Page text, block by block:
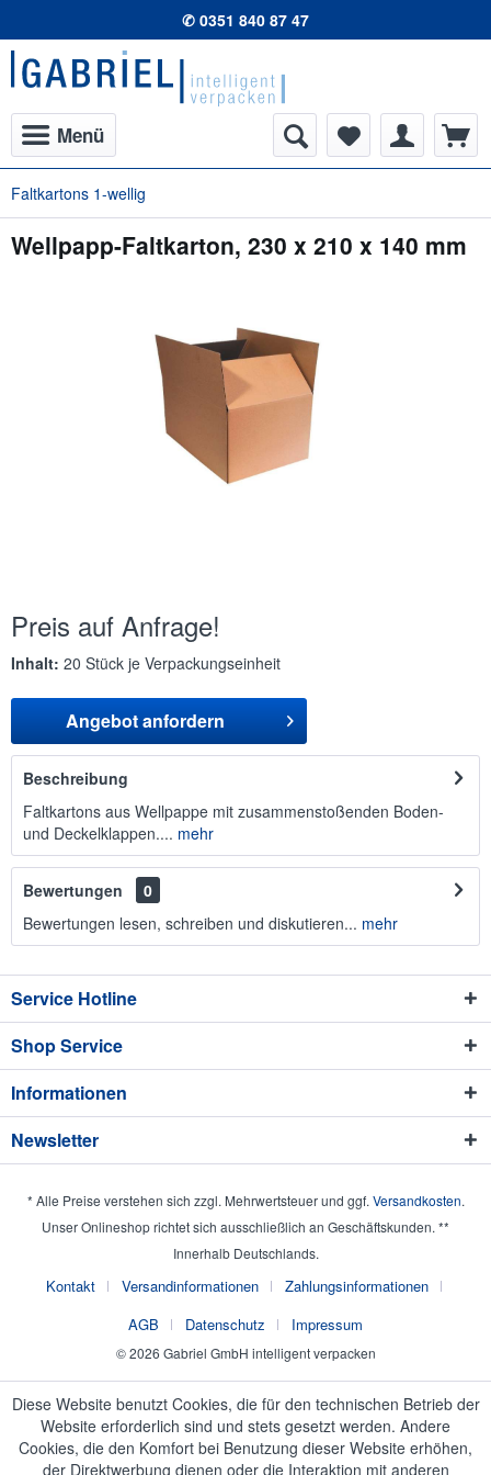
✆ 0351 840 87 47
Menü
Faltkartons 1-wellig
Wellpapp-Faltkarton, 230 x 210 x 140 mm
Preis auf Anfrage!
Inhalt: 20 Stück je Verpackungseinheit
Angebot anfordern
Beschreibung
Faltkartons aus Wellpappe mit zusammenstoßenden Boden-
und Deckelklappen.... mehr
Bewertungen
0
Bewertungen lesen, schreiben und diskutieren... mehr
Service Hotline
Shop Service
Informationen
Newsletter
* Alle Preise verstehen sich zzgl. Mehrwertsteuer und ggf. Versandkosten.
Unser Onlineshop richtet sich ausschließlich an Geschäftskunden. **
Innerhalb Deutschlands.
Kontakt Versandinformationen
Zahlungsinformationen
AGB
Datenschutz Impressum
© 2026 Gabriel GmbH intelligent verpacken
Diese Website benutzt Cookies, die für den technischen Betrieb der
Website erforderlich sind und stets gesetzt werden. Andere
Cookies, die den Komfort bei Benutzung dieser Website erhöhen,
der Direktwerbung dienen oder die Interaktion mit anderen